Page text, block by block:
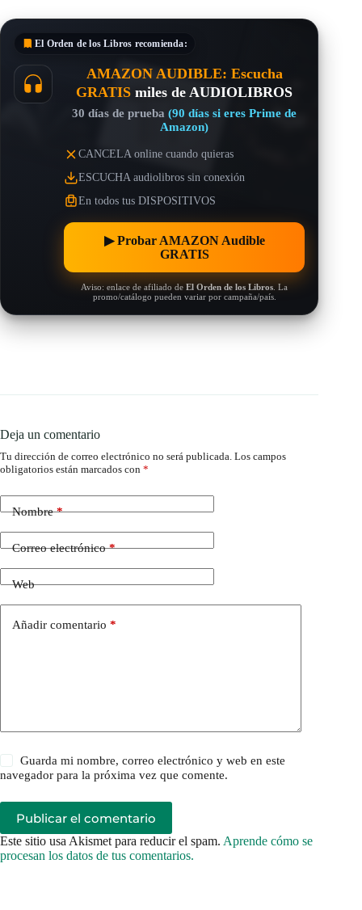
El Orden de los Libros recomienda:
AMAZON AUDIBLE: Escucha
GRATIS miles de AUDIOLIBROS
30 días de prueba(90 días si eres Prime de
Amazon)
CANCELA online cuando quieras
ESCUCHA audiolibros sin conexión
En todos tus DISPOSITIVOS
▶︎ Probar AMAZON Audible
GRATIS
Aviso: enlace de afiliado deEl Orden de los Libros . La
promo/catálogo pueden variar por campaña/país.
Deja un comentario
Tu dirección de correo electrónico no será publicada. Los campos
obligatorios están marcados con *
Nombre*
Correo electrónico*
Web
Añadir comentario *
Guarda mi nombre, correo electrónico y web en este
navegador para la próxima vez que comente.
Publicar el comentario
Este sitio usa Akismet para reducir el spam. Aprende cómo se
procesan los datos de tus comentarios.